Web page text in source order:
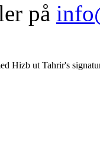
på
Hizb ut Tahrir's